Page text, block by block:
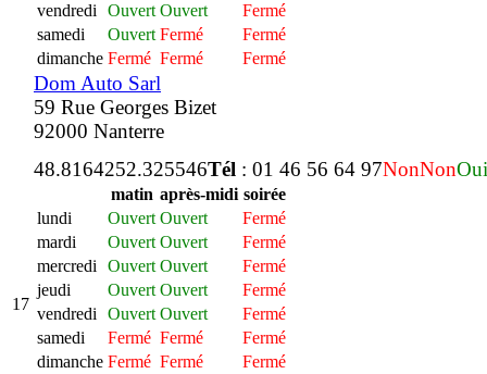
vendredi
Ouvert Ouvert
Fermé
samedi
Ouvert Fermé
Fermé
dimanche Fermé Fermé Fermé
Dom Auto Sarl
59 Rue Georges Bizet
92000 Nanterre
17
48.8164252.325546Tél : 01 46 56 64 97NonNonOui
matin après-midi soirée
lundi
Ouvert Ouvert
Fermé
mardi
Ouvert Ouvert
Fermé
mercredi
Ouvert Ouvert
Fermé
jeudi
Ouvert Ouvert
Fermé
vendredi
Ouvert Ouvert
Fermé
samedi
Fermé Fermé
Fermé
dimanche Fermé Fermé Fermé